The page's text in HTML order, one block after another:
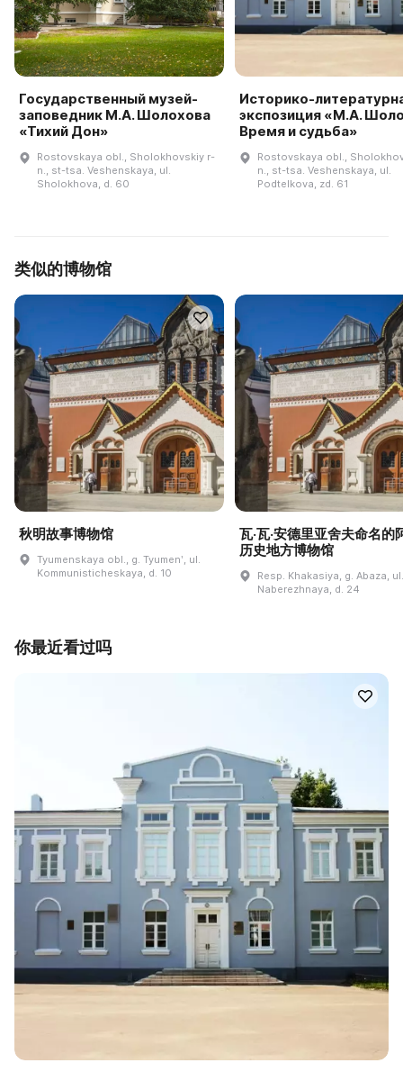
Государственный музей-
заповедник М.А. Шолохова
«Тихий Дон»
Rostovskaya obl., Sholokhovskiy r-
n., st-tsa. Veshenskaya, ul.
Sholokhova, d. 60
Историко-
экспозиция «М.А.
Время и судьба»
Rostovskaya obl.,
n., st-tsa. Veshenskaya, ul.
Podtelkova, zd. 61
类似的博物馆
秋明故事博物馆
Tyumenskaya obl., g. Tyumenʹ, ul.
Kommunisticheskaya, d. 10
瓦·瓦·安德里亚舍夫命名的
历史地方博物馆
Resp. Khakasiya, g. Abaza, ul.
Naberezhnaya, d. 24
你最近看过吗